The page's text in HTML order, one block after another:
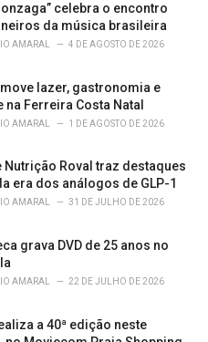
celebra o encontro
da música brasileira
AMARAL 4 DE AGOSTO DE 2026
lazer, gastronomia e
Ferreira Costa Natal
AMARAL 1 DE AGOSTO DE 2026
Nutrição Roval traz destaques
era dos análogos de GLP-1
AMARAL 31 DE JULHO DE 2026
grava DVD de 25 anos no
AMARAL 22 DE JULHO DE 2026
a 40ª edição neste